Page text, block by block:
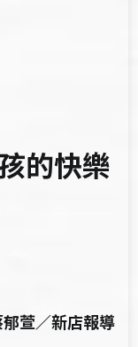
的快樂
萱／新店報導